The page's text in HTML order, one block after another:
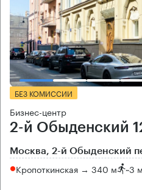
БЕЗ КОМИССИИ
Бизнес-центр
2-й Обыденский
Москва, 2-й Обыденский
Кропоткинская → 340 м ~3